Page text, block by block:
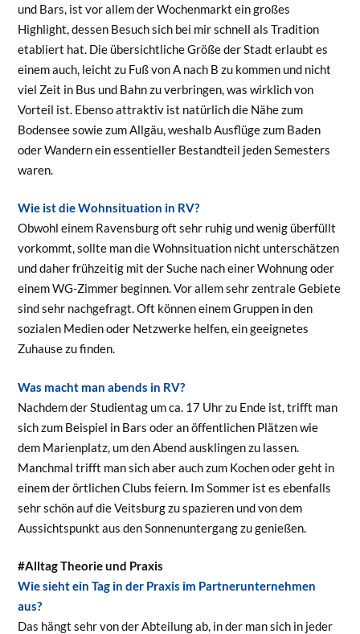
und Bars, ist vor allem der Wochenmarkt ein großes
Highlight, dessen Besuch sich bei mir schnell als Tradition
etabliert hat. Die übersichtliche Größe der Stadt erlaubt es
einem auch, leicht zu Fuß von A nach B zu kommen und nicht
viel Zeit in Bus und Bahn zu verbringen, was wirklich von
Vorteil ist. Ebenso attraktiv ist natürlich die Nähe zum
Bodensee sowie zum Allgäu, weshalb Ausflüge zum Baden
oder Wandern ein essentieller Bestandteil jeden Semesters
waren.
Wie ist die Wohnsituation in RV?
Obwohl einem Ravensburg oft sehr ruhig und wenig überfüllt
vorkommt, sollte man die Wohnsituation nicht unterschätzen
und daher frühzeitig mit der Suche nach einer Wohnung oder
einem WG-Zimmer beginnen. Vor allem sehr zentrale Gebiete
sind sehr nachgefragt. Oft können einem Gruppen in den
sozialen Medien oder Netzwerke helfen, ein geeignetes
Zuhause zu finden.
Was macht man abends in RV?
Nachdem der Studientag um ca. 17 Uhr zu Ende ist, trifft man
sich zum Beispiel in Bars oder an öffentlichen Plätzen wie
dem Marienplatz, um den Abend ausklingen zu lassen.
Manchmal trifft man sich aber auch zum Kochen oder geht in
einem der örtlichen Clubs feiern. Im Sommer ist es ebenfalls
sehr schön auf die Veitsburg zu spazieren und von dem
Aussichtspunkt aus den Sonnenuntergang zu genießen.
#Alltag Theorie und Praxis
Wie sieht ein Tag in der Praxis im Partnerunternehmen
aus?
Das hängt sehr von der Abteilung ab, in der man sich in jeder